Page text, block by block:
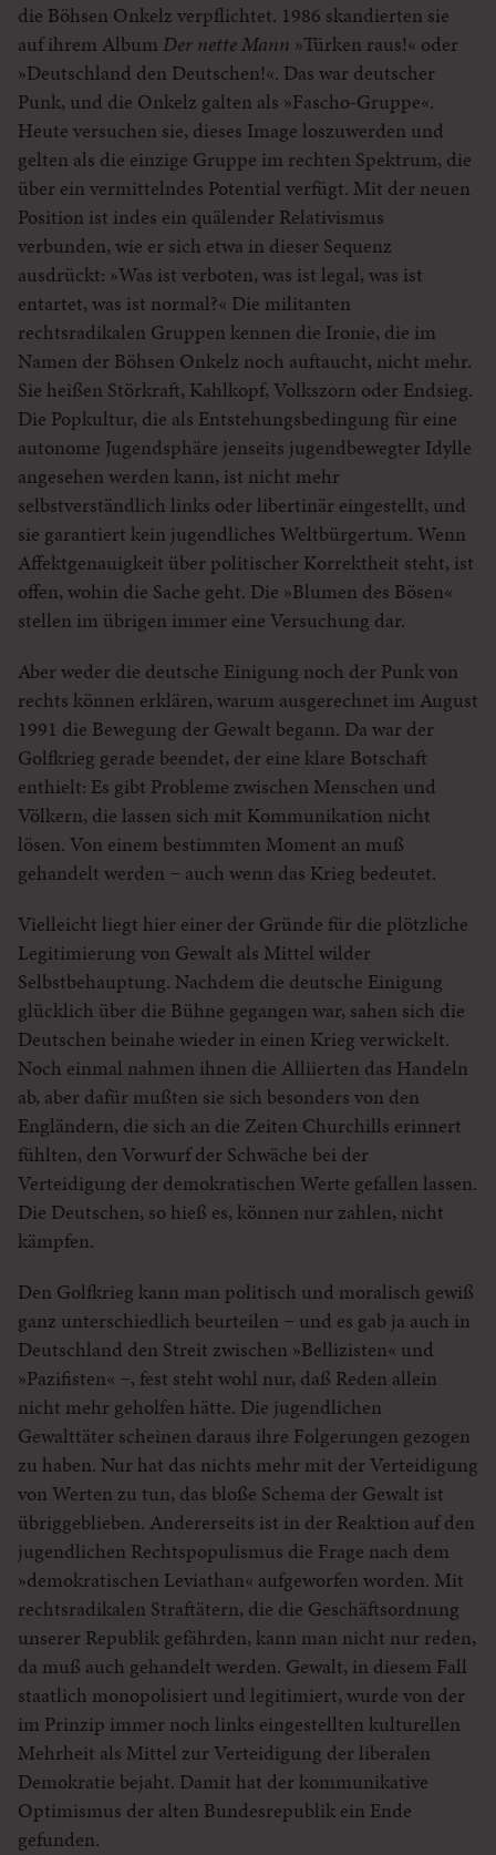
die Böhsen Onkelz verpflichtet. 1986 skandierten sie
auf ihrem Album Der nette Mann »Türken raus!« oder
»Deutschland den Deutschen!«. Das war deutscher
Punk, und die Onkelz galten als »Fascho-Gruppe«.
Heute versuchen sie, dieses Image loszuwerden und
gelten als die einzige Gruppe im rechten Spektrum, die
über ein vermittelndes Potential verfügt. Mit der neuen
Position ist indes ein quälender Relativismus
verbunden, wie er sich etwa in dieser Sequenz
ausdrückt: »Was ist verboten, was ist legal, was ist
entartet, was ist normal?« Die militanten
rechtsradikalen Gruppen kennen die Ironie, die im
Namen der Böhsen Onkelz noch auftaucht, nicht mehr.
Sie heißen Störkraft, Kahlkopf, Volkszorn oder Endsieg.
Die Popkultur, die als Entstehungsbedingung für eine
autonome Jugendsphäre jenseits jugendbewegter Idylle
angesehen werden kann, ist nicht mehr
selbstverständlich links oder libertinär eingestellt, und
sie garantiert kein jugendliches Weltbürgertum. Wenn
Affektgenauigkeit über politischer Korrektheit steht, ist
offen, wohin die Sache geht. Die »Blumen des Bösen«
stellen im übrigen immer eine Versuchung dar.
Aber weder die deutsche Einigung noch der Punk von
rechts können erklären, warum ausgerechnet im August
1991 die Bewegung der Gewalt begann. Da war der
Golfkrieg gerade beendet, der eine klare Botschaft
enthielt: Es gibt Probleme zwischen Menschen und
Völkern, die lassen sich mit Kommunikation nicht
lösen. Von einem bestimmten Moment an muß
gehandelt werden − auch wenn das Krieg bedeutet.
Vielleicht liegt hier einer der Gründe für die plötzliche
Legitimierung von Gewalt als Mittel wilder
Selbstbehauptung. Nachdem die deutsche Einigung
glücklich über die Bühne gegangen war, sahen sich die
Deutschen beinahe wieder in einen Krieg verwickelt.
Noch einmal nahmen ihnen die Alliierten das Handeln
ab, aber dafür mußten sie sich besonders von den
Engländern, die sich an die Zeiten Churchills erinnert
fühlten, den Vorwurf der Schwäche bei der
Verteidigung der demokratischen Werte gefallen lassen.
Die Deutschen, so hieß es, können nur zahlen, nicht
kämpfen.
Den Golfkrieg kann man politisch und moralisch gewiß
ganz unterschiedlich beurteilen − und es gab ja auch in
Deutschland den Streit zwischen »Bellizisten« und
»Pazifisten« −, fest steht wohl nur, daß Reden allein
nicht mehr geholfen hätte. Die jugendlichen
Gewalttäter scheinen daraus ihre Folgerungen gezogen
zu haben. Nur hat das nichts mehr mit der Verteidigung
von Werten zu tun, das bloße Schema der Gewalt ist
übriggeblieben. Andererseits ist in der Reaktion auf den
jugendlichen Rechtspopulismus die Frage nach dem
»demokratischen Leviathan« aufgeworfen worden. Mit
rechtsradikalen Straftätern, die die Geschäftsordnung
unserer Republik gefährden, kann man nicht nur reden,
da muß auch gehandelt werden. Gewalt, in diesem Fall
staatlich monopolisiert und legitimiert, wurde von der
im Prinzip immer noch links eingestellten kulturellen
Mehrheit als Mittel zur Verteidigung der liberalen
Demokratie bejaht. Damit hat der kommunikative
Optimismus der alten Bundesrepublik ein Ende
gefunden.